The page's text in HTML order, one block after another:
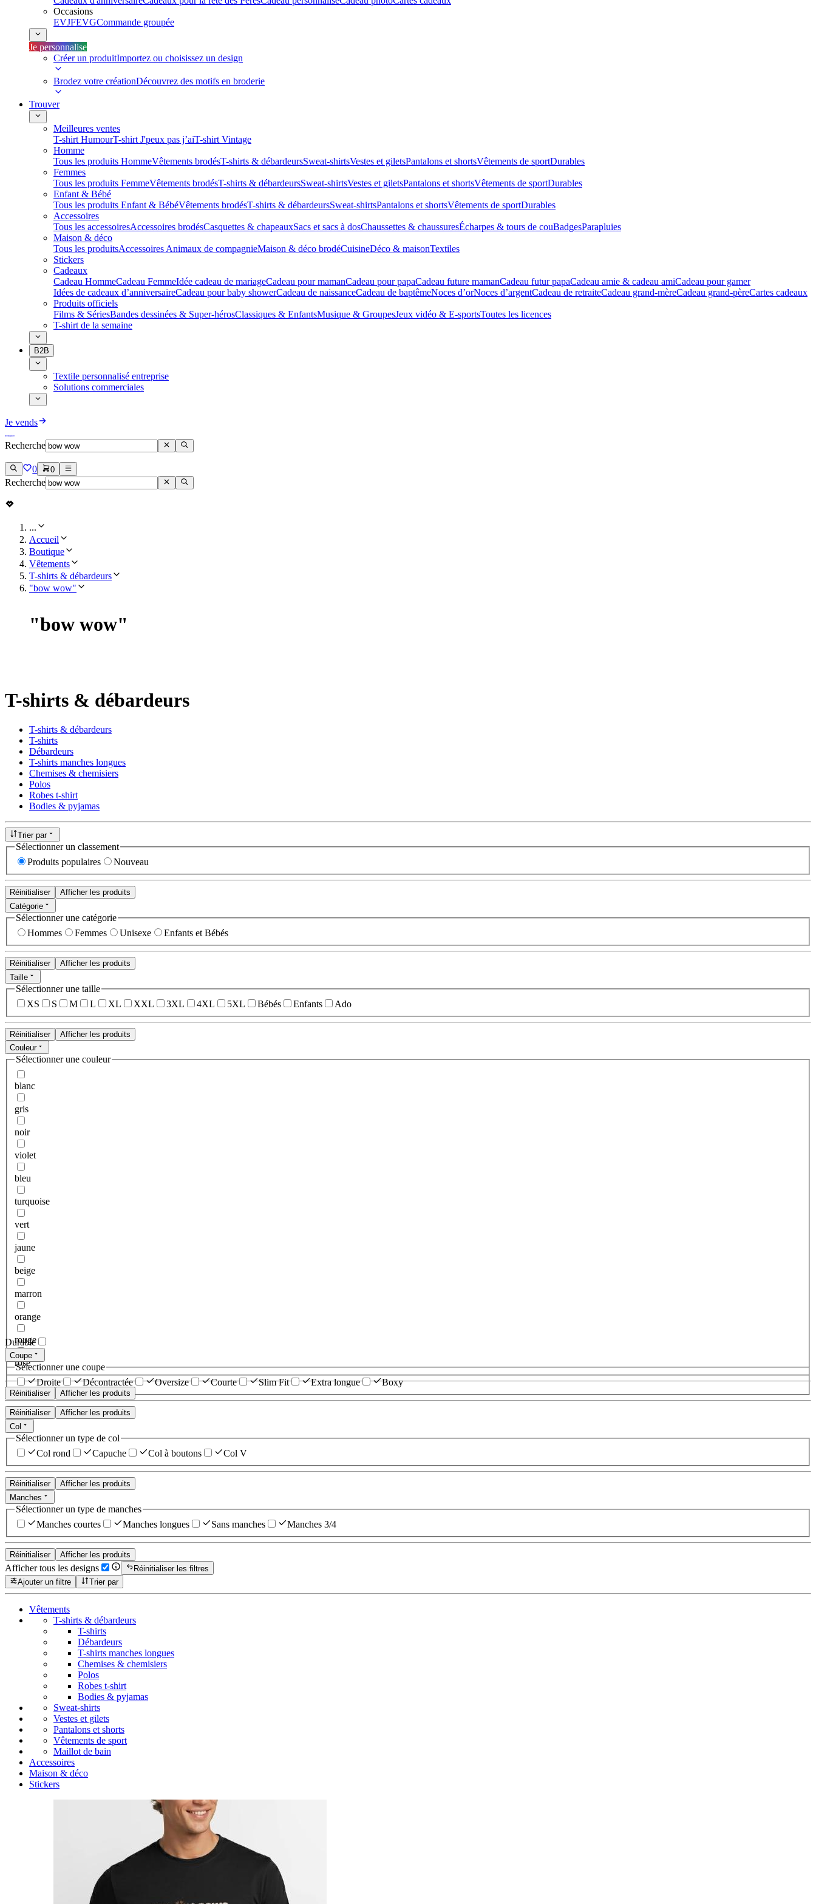
Occasions
EVJFEVGCommande groupée
Je personnalise
Créer un produitImportez ou choisissez un design
Brodez votre créationDécouvrez des motifs en broderie
Trouver
Meilleures ventes
T-shirt HumourT-shirt J'peux pas j’aiT-shirt Vintage
Homme
Tous les produits HommeVêtements brodésT-shirts & débardeursSweat-shirtsVestes et giletsPantalons et shortsVêtements de sportDurables
Femmes
Tous les produits FemmeVêtements brodésT-shirts & débardeursSweat-shirtsVestes et giletsPantalons et shortsVêtements de sportDurables
Enfant & Bébé
Tous les produits Enfant & BébéVêtements brodésT-shirts & débardeursSweat-shirtsPantalons et shortsVêtements de sportDurables
Accessoires
Tous les accessoiresAccessoires brodésCasquettes & chapeauxSacs et sacs à dosChaussettes & chaussuresÉcharpes & tours de couBadgesParapluies
Maison & déco
Tous les produitsAccessoires Animaux de compagnieMaison & déco brodéCuisineDéco & maisonTextiles
Stickers
Cadeaux
Cadeau HommeCadeau FemmeIdée cadeau de mariage​Cadeau pour mamanCadeau pour papaCadeau future mamanCadeau futur papaCadeau amie & cadeau amiCadeau pour gamer
Idées de cadeaux d’anniversaireCadeau pour baby showerCadeau de naissanceCadeau de baptêmeNoces d’orNoces d’argentCadeau de retraiteCadeau grand-mèreCadeau grand-pèreCartes cadeaux
Produits officiels
Films & SériesBandes dessinées & Super-hérosClassiques & EnfantsMusique & GroupesJeux vidéo & E-sportsToutes les licences
T-shirt de la semaine
B2B
Textile personnalisé entreprise
Solutions commerciales
Je vends
Recherche
0 0
Recherche
...
Accueil
Boutique
Vêtements
T-shirts & débardeurs
"bow wow"
"bow wow"
T-shirts & débardeurs
T-shirts & débardeurs
T-shirts
Débardeurs
T-shirts manches longues
Chemises & chemisiers
Polos
Robes t-shirt
Bodies & pyjamas
Trier par
Sélectionner un classement
Produits populaires
Nouveau
Réinitialiser
Afficher les produits
Catégorie
Sélectionner une catégorie
Hommes
Femmes Unisexe Enfants et Bébés
Réinitialiser
Afficher les produits
Taille
Sélectionner une taille
XS
S M L XL XXL 3XL 4XL 5XL Bébés Enfants Ado
Réinitialiser
Afficher les produits
Couleur
Sélectionner une couleur
blanc
gris
noir
violet
bleu
turquoise
vert
jaune
beige
marron
orange
rouge
rose
Réinitialiser Afficher les produits
Durable
Coupe
Sélectionner une coupe
Droite
Décontractée Oversize Courte Slim Fit Extra longue Boxy
Réinitialiser
Afficher les produits
Col
Sélectionner un type de col
Col rond
Capuche Col à boutons Col V
Réinitialiser
Afficher les produits
Manches
Sélectionner un type de manches
Manches courtes
Manches longues Sans manches Manches 3/4
Réinitialiser Afficher les produits
Afficher tous les designs
Réinitialiser les filtres
Ajouter un filtre
Trier par
Vêtements
T-shirts & débardeurs
T-shirts
Débardeurs
T-shirts manches longues
Chemises & chemisiers
Polos
Robes t-shirt
Bodies & pyjamas
Sweat-shirts
Vestes et gilets
Pantalons et shorts
Vêtements de sport
Maillot de bain
Accessoires
Maison & déco
Stickers